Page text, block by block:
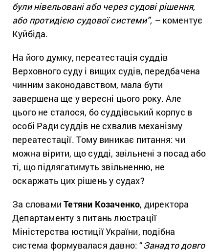
були нівельовані або через судові рішення,
або протидією судової системи”, – коментує
Куйбіда.
На його думку, переатестація суддів
Верховного суду і вищих судів, передбачена
чинним законодавством, мала бути
завершена ще у вересні цього року. Але
цього не сталося, бо суддівський корпус в
особі Ради суддів не схвалив механізму
переатестації. Тому виникає питання: чи
можна вірити, що судді, звільнені з посад або
ті, що підлягатимуть звільненню, не
оскаржать цих рішень у судах?
За словами Тетяни Козаченко, директора
Департаменту з питань люстрації
Міністерства юстиції України, подібна
система формувалася давно: “Занадто довго